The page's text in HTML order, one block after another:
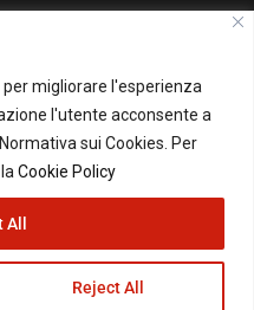
migliorare l'esperienza
l'utente acconsente a
sui Cookies. Per
Cookie Policy
Reject All
All
PUBBLICITA'
pubblicità su questo Blog:
pubblicita@beppegrillo.it
All Rights Reserved - Powered by